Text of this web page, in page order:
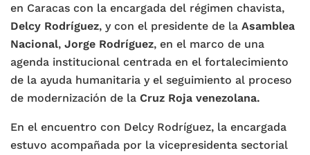
en Caracas con la encargada del régimen chavista,
Delcy Rodríguez, y con el presidente de la Asamblea
Nacional, Jorge Rodríguez, en el marco de una
agenda institucional centrada en el fortalecimiento
de la ayuda humanitaria y el seguimiento al proceso
de modernización de la Cruz Roja venezolana.
En el encuentro con Delcy Rodríguez, la encargada
estuvo acompañada por la vicepresidenta sectorial